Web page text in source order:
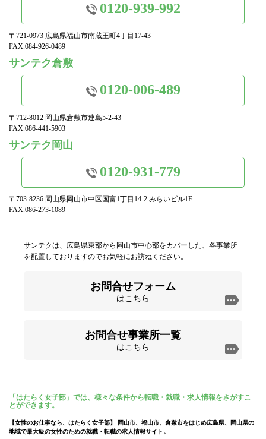
0120-939-992
〒721-0973 広島県福山市南蔵王町4丁目17-43
FAX.084-926-0489
サンテク倉敷
0120-006-489
〒712-8012 岡山県倉敷市連島5-2-43
FAX.086-441-5903
サンテク岡山
0120-931-779
〒703-8236 岡山県岡山市中区国富1丁目14-2 みらいビル1F
FAX.086-273-1089
サンテクは、広島県東部から岡山市中心部をカバーした、各事業所
を配置しておりますのでお気軽にお訪ねください。
お問合せフォーム
はこちら
お問合せ事業所一覧
はこちら
「はたらく女子部」では、様々な条件から転職・就職・求人情報をさがすこ
とができます。
【女性のお仕事なら、はたらく女子部】 岡山市、福山市、倉敷市をはじめ広島県、岡山県の
地域で最大級の女性のための就職・転職の求人情報サイト。